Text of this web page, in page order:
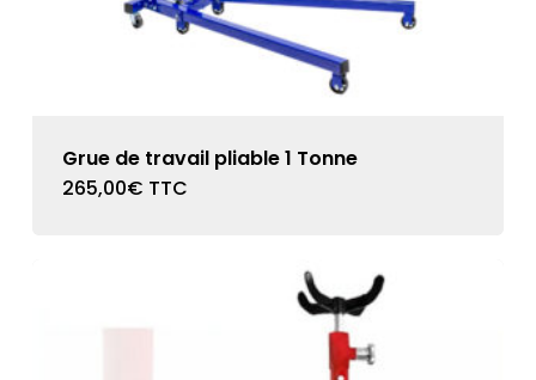
Grue de travail pliable 1 Tonne
265,00€ TTC